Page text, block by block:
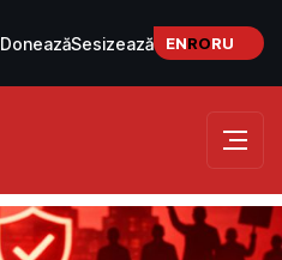
DoneazăSesizează ENRORU